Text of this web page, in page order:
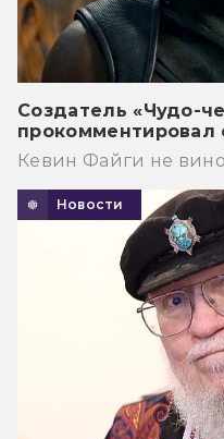
Создатель «Чудо-
прокомментировал
Кевин Файги не
Новости